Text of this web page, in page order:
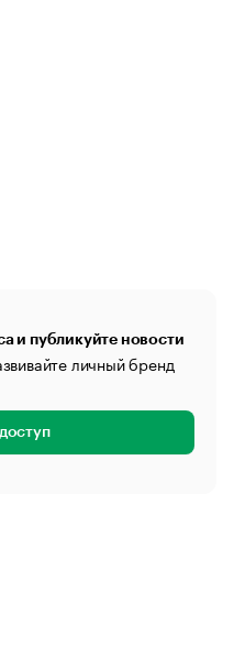
и публикуйте новости
личный бренд